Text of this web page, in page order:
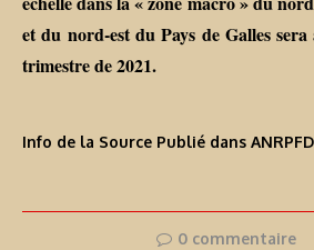
et du nord-est du Pays de Galles
trimestre de 2021.
Info de la Source Publié dans ANRPFD
0 commentaire